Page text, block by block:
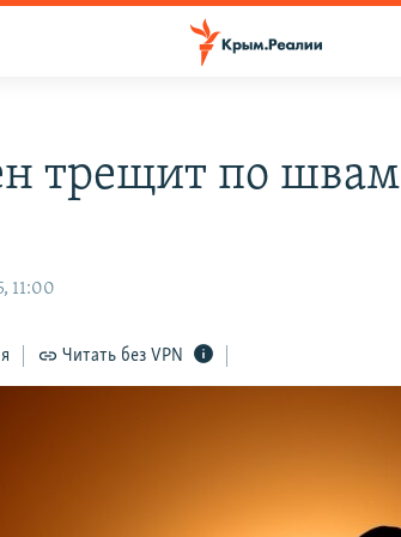
трещит по швам
11:00
Читать без VPN